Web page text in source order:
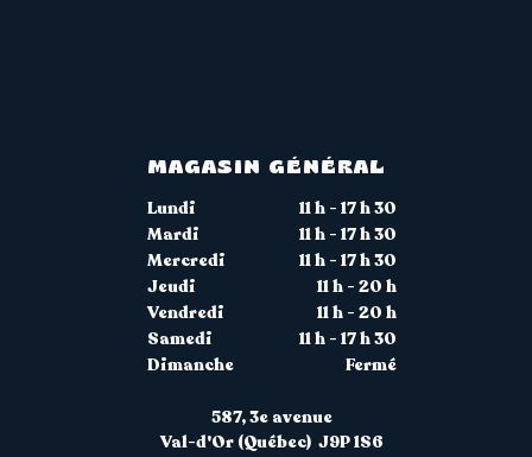
MAGASIN GÉNÉRAL
Lundi
11 h - 17 h 30
Mardi
11 h - 17 h 30
Mercredi
11 h - 17 h 30
Jeudi
11 h - 20 h
Vendredi
11 h - 20 h
Samedi
11 h - 17 h 30
Dimanche
Fermé
587, 3e avenue
Val-d'Or (Québec) J9P 1S6